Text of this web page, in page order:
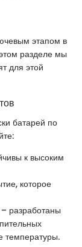
этапом в
разделе мы
для этой
батарей по
к высоким
которое
– разработаны
температуры.